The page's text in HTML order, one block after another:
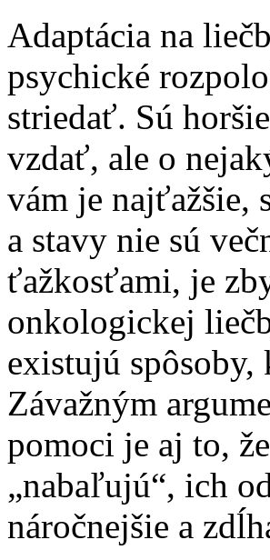
Adaptácia na
psychické
striedať. Sú
vzdať, ale o
vám je najťažšie,
a stavy nie sú
ťažkosťami, je
onkologickej
existujú
Závažným
pomoci je aj to,
„nabaľujú“, ich
náročnejšie a